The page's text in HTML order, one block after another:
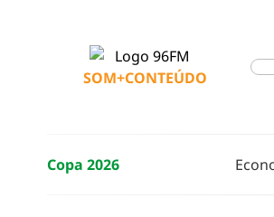
SOM+CONTEÚDO
Copa 2026